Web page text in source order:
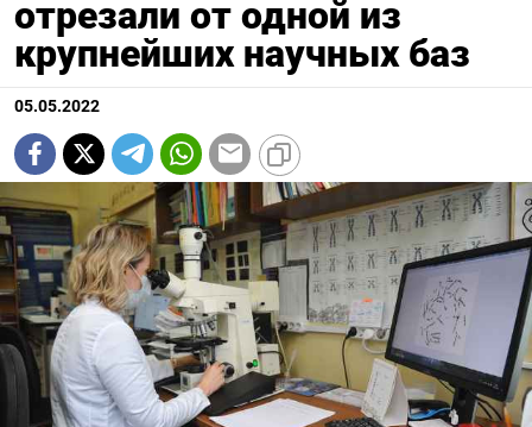
отрезали от одной из
крупнейших научных баз
05.05.2022